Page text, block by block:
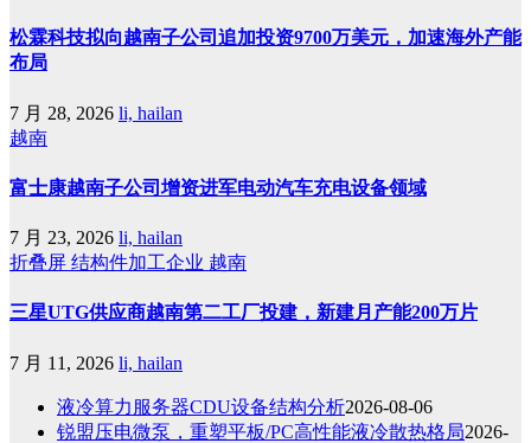
松霖科技拟向越南子公司追加投资9700万美元，加速海外产能
布局
7 月 28, 2026 li, hailan
越南
富士康越南子公司增资进军电动汽车充电设备领域
7 月 23, 2026 li, hailan
折叠屏 结构件加工企业 越南
三星UTG供应商越南第二工厂投建，新建月产能200万片
7 月 11, 2026 li, hailan
液冷算力服务器CDU设备结构分析2026-08-06
锐盟压电微泵，重塑平板/PC高性能液冷散热格局2026-